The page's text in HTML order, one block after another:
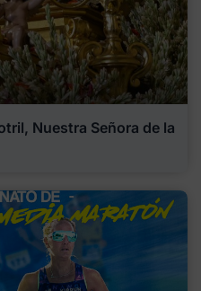
Nuestra Señora de la